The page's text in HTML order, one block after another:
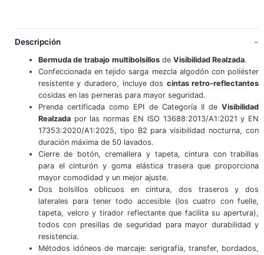
Descripción
Bermuda de trabajo multibolsillosde Visibilidad Realzada.
Confeccionada en tejido sarga mezcla algodón con poliéster
resistente y duradero, incluye dos cintas retro-reflectantes
cosidas en las perneras para mayor seguridad.
Prenda certificada como EPI de Categoría II deVisibilidad
Realzadapor las normas EN ISO 13688:2013/A1:2021 y EN
17353:2020/A1:2025, tipo B2 para visibilidad nocturna, con
duración máxima de 50 lavados.
Cierre de botón, cremallera y tapeta, cintura con trabillas
para el cinturón y goma elástica trasera que proporciona
mayor comodidad y un mejor ajuste.
Dos bolsillos oblicuos en cintura, dos traseros y dos
laterales para tener todo accesible (los cuatro con fuelle,
tapeta, velcro y tirador reflectante que facilita su apertura),
todos con presillas de seguridad para mayor durabilidad y
resistencia.
Métodos idóneos de marcaje: serigrafía, transfer, bordados,